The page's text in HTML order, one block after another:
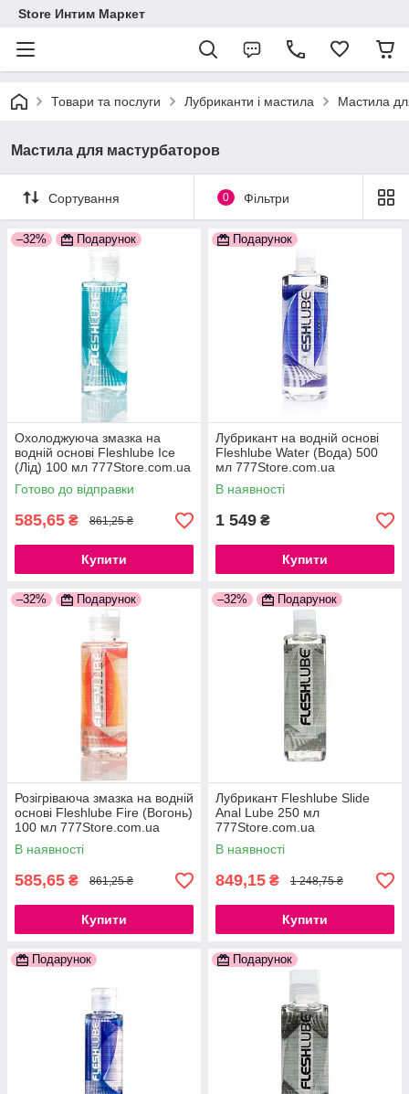
Store Интим Маркет
Товари та послуги Лубриканти і мастила Мастила
Мастила для мастурбаторов
Сортування 0 Фільтри
–32% Подарунок
Охолоджуюча змазка на
водній основі Fleshlube Ice
(Лід) 100 мл 777Store.com.ua
Готово до відправки
585,65 ₴ 861,25 ₴
Купити
Подарунок
Лубрикант на водній основі
Fleshlube Water (Вода) 500
мл 777Store.com.ua
В наявності
1 549 ₴
Купити
–32% Подарунок
Розігріваюча змазка на водній
основі Fleshlube Fire (Вогонь)
100 мл 777Store.com.ua
В наявності
585,65 ₴ 861,25 ₴
Купити
–32% Подарунок
Лубрикант Fleshlube Slide
Anal Lube 250 мл
777Store.com.ua
В наявності
849,15 ₴ 1 248,75 ₴
Купити
Подарунок Подарунок